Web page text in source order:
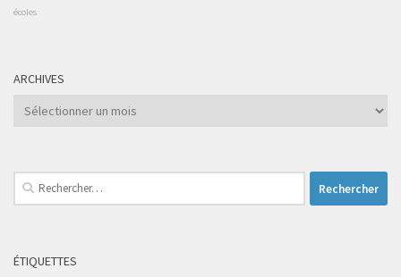
écoles
ARCHIVES
Archives
Rechercher :
ÉTIQUETTES